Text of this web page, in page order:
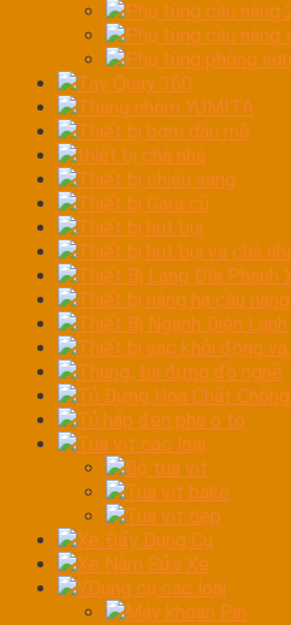
Phụ tùng cầu nâng
Phụ tùng cầu nâng
Phụ tùng phòng sơn
Tay Quay 360
Thang nhôm YUMITA
Thiết bị bơm dầu mỡ
thiết bị chà nhá
Thiết bị chiếu sáng
Thiết bị Gara cũ
Thiết bị hút bụi
Thiết bị hút bụi và chà
Thiết Bị Láng Đĩa Phanh
Thiết bị nâng hạ cầu nâng
Thiết Bị Ngành Điện Lạnh
Thiết bị sạc khởi động
Thùng, túi đựng đồ nghề
Tủ Đựng Hóa Chất
Tủ hấp đèn pha ô tô
Tua vít các loại
Bộ tua vít
Tua vít bake
Tua vít dẹp
Xe Đẩy Dụng Cụ
Xe Nằm Sửa Xe
YDụng cụ các loại
Máy khoan Pin